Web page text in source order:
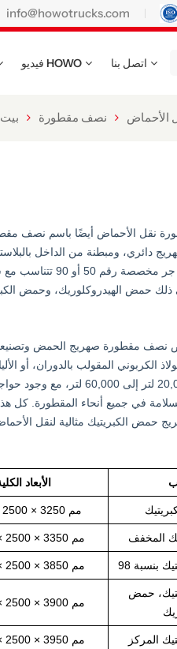
info@howotrucks.com
Русский
Tiếng Việt
မြန်မာ
українська
Română
فيديو HOWO اتصل بنا
بيت نصف مقطورة الأحماض
يتم تزويدها
في ذلك حمض الهيدروكلوريك، وحمض
مقطورة صهريج الحمض وتصنيعها من
الكربوني المقولب بالدوران، أو
المُخصصة من 20,000 لتر
حمض الكبريتيك مثالية لنقل
الأبعاد
9400 × 2500 × 3250 مم
10000 × 2500 × 3350 مم المخفف
10500 × 2500 × 3850 مم
11000 × 2500 × 3900 مم
حمض
11500 × 2500 × 3950 مم المركز